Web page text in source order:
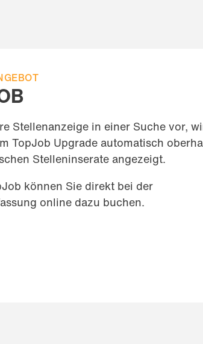
Stellenanzeige in einer Suche vor,
TopJob Upgrade automatisch
Stelleninserate angezeigt.
können Sie direkt bei der
online dazu buchen.